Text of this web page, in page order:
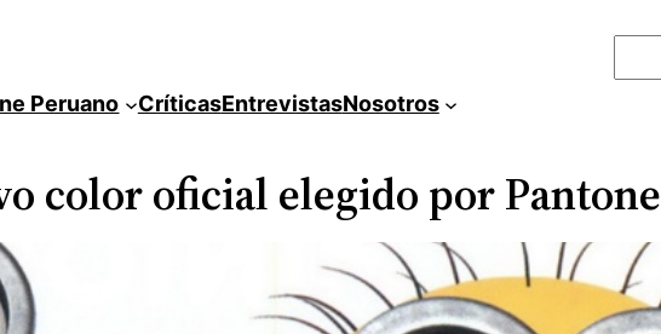
Peruano CríticasEntrevistasNosotros
color oficial elegido por Pantone